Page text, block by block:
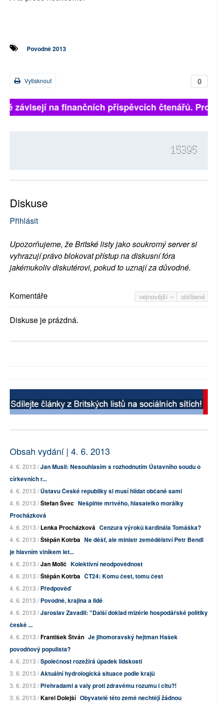
Povodně 2013
0
Vytisknout
závisejí na finančních příspěvcích čtenářů.
15395
Diskuse
Přihlásit
Upozorňujeme, že Britské listy jako soukromý server si
vyhrazují právo blokovat přístup na diskusní fóra
jakémukoliv diskutérovi, pokud to uznají za důvodné.
nejnovější oblíbené
Komentáře
Diskuse je prázdná.
Obsah vydání | 4. 6. 2013
4. 6. 2013 /Jan Musil: Nesouhlasím s rozhodnutím Ústavního soudu o
církevních r...
4. 6. 2013 /Ústavu České republiky si musí hlídat občané sami
4. 6. 2013 /Štefan Švec Nešpiňte mrtvého, hlasatelko morálky
Procházková
4. 6. 2013 /Lenka Procházková Cenzura výroků kardinála Tomáška?
4. 6. 2013 /Štěpán Kotrba Ne déšť, ale ministr zemědělství Petr Bendl
je hlavním viníkem let...
4. 6. 2013 /Jan Molič Kolektivní neodpovědnost
4. 6. 2013 /Štěpán Kotrba ČT24: Komu čest, tomu čest
4. 6. 2013 /Předpověď
4. 6. 2013 /Povodně, krajina a lidé
4. 6. 2013 /Jaroslav Zavadil: "Další doklad mizérie hospodářské politiky
české ...
4. 6. 2013 /František Štván Je jihomoravský hejtman Hašek
povodňový populista?
4. 6. 2013 /Společnost rozežírá úpadek lidskosti
3. 6. 2013 /Aktuální hydrologická situace podle krajů
3. 6. 2013 /Přehradami a valy proti zdravému rozumu i citu?!
3. 6. 2013 /Karel Dolejší Obyvatelé této země nechtějí žádnou